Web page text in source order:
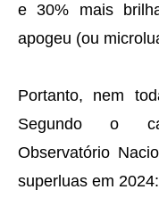
e 30% mais
apogeu (ou
Portanto, nem
Segundo o
Observatório
superluas em 2024: